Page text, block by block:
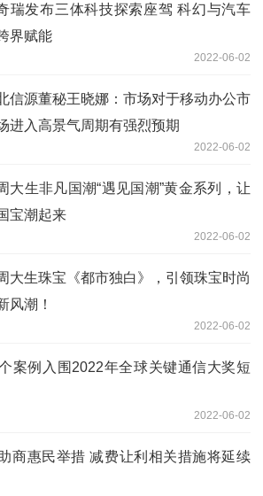
瑞发布三体科技探索座驾 科幻与汽车
界赋能
2022-06-02
信源董秘王晓娜：市场对于移动办公市
进入高景气周期有强烈预期
2022-06-02
大生非凡国潮“遇见国潮”黄金系列，让
宝潮起来
2022-06-02
大生珠宝《都市独白》，引领珠宝时尚
风潮！
2022-06-02
案例入围2022年全球关键通信大奖短
2022-06-02
商惠民举措 减费让利相关措施将延续